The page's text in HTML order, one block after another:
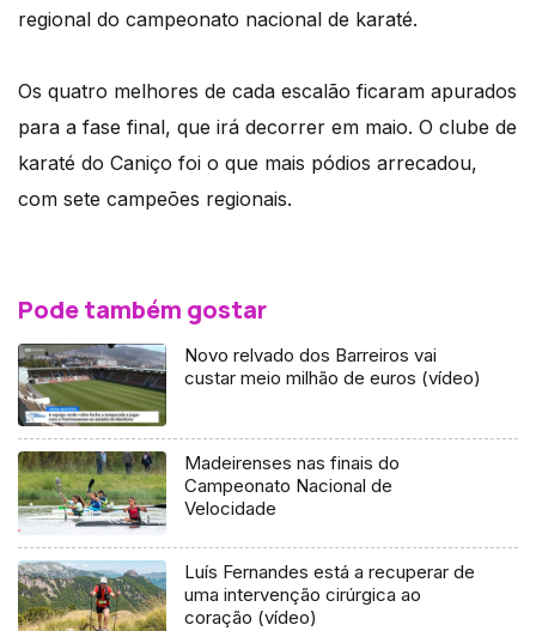
regional do campeonato nacional de karaté.
Os quatro melhores de cada escalão ficaram apurados
para a fase final, que irá decorrer em maio. O clube de
karaté do Caniço foi o que mais pódios arrecadou,
com sete campeões regionais.
Pode também gostar
Novo relvado dos Barreiros vai
custar meio milhão de euros (vídeo)
Madeirenses nas finais do
Campeonato Nacional de
Velocidade
Luís Fernandes está a recuperar de
uma intervenção cirúrgica ao
coração (vídeo)